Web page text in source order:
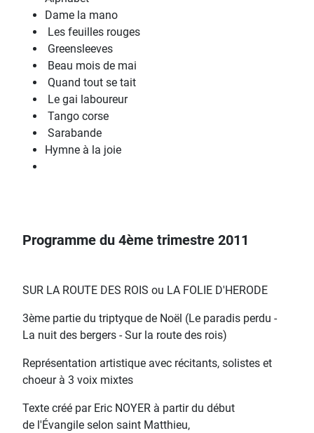
Dame la mano
Les feuilles rouges
Greensleeves
Beau mois de mai
Quand tout se tait
Le gai laboureur
Tango corse
Sarabande
Hymne à la joie
Programme du 4ème trimestre 2011
SUR LA ROUTE DES ROIS ou LA FOLIE D'HERODE
3ème partie du triptyque de Noël (Le paradis perdu -
La nuit des bergers - Sur la route des rois)
Représentation artistique avec récitants, solistes et
choeur à 3 voix mixtes
Texte créé par Eric NOYER à partir du début
de l'Évangile selon saint Matthieu,